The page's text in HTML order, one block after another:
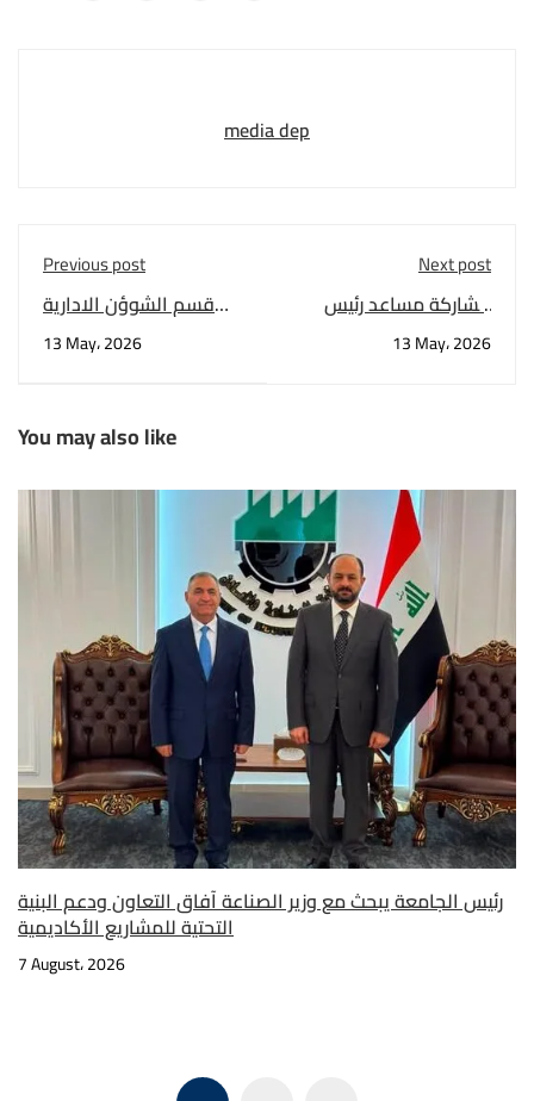
media dep
Previous post
قسم الشوؤن الادارية
والمالية في رئاسة
الجامعة
13 May، 2026
Next post
مشاركة مساعد رئيس
الجامعة للشؤون الادارية
الاستاذ الدكتور حسن
13 May، 2026
You may also like
رئيس الجامعة يبحث مع وزير الصناعة آفاق التعاون ودعم البنية
التحتية للمشاريع الأكاديمية
7 August، 2026